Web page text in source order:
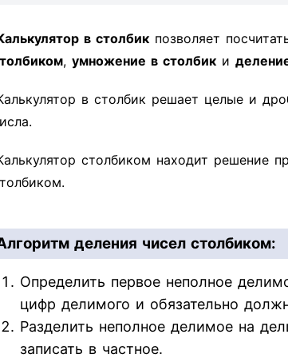
в столбик позволяет
, умножение в столбик и
в столбик решает целые и
столбиком находит решение
деления чисел столбиком:
Определить первое неполное
цифр делимого и обязательно
Разделить неполное делимое на
записать в частное.